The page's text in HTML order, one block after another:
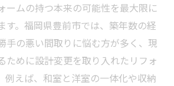
ームの持つ本来の可能性を最大限に
す。福岡県豊前市では、築年数の経
手の悪い間取りに悩む方が多く、現
ために設計変更を取り入れたリフォ
例えば、和室と洋室の一体化や収納